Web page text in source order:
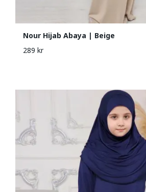
Nour Hijab Abaya | Beige
289 kr